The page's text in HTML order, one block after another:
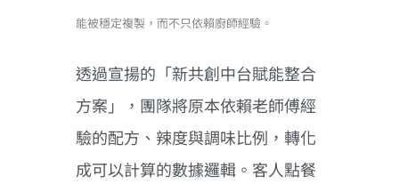
能被穩定複製，而不只依賴廚師經驗。
透過宣揚的「新共創中台賦能整合
方案」，團隊將原本依賴老師傅經
驗的配方、辣度與調味比例，轉化
成可以計算的數據邏輯。客人點餐